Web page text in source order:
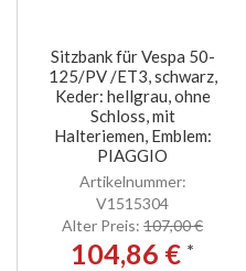
Sitzbank für Vespa 50-
125/PV /ET3, schwarz,
Keder: hellgrau, ohne
Schloss, mit
Halteriemen, Emblem:
PIAGGIO
Artikelnummer:
V1515304
Alter Preis: 107,00 €
104,86 € *